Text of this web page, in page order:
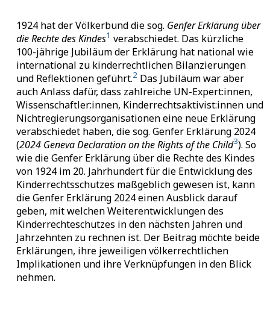
1924 hat der Völkerbund die sog. Genfer Erklärung über
die Rechte des Kindes1 verabschiedet. Das kürzliche
100-jährige Jubiläum der Erklärung hat national wie
international zu kinderrechtlichen Bilanzierungen
und Reflektionen geführt.2 Das Jubiläum war aber
auch Anlass dafür, dass zahlreiche UN-Expert:innen,
Wissenschaftler:innen, Kinderrechtsaktivist:innen und
Nichtregierungsorganisationen eine neue Erklärung
verabschiedet haben, die sog. Genfer Erklärung 2024
(2024 Geneva Declaration on the Rights of the Child3). So
wie die Genfer Erklärung über die Rechte des Kindes
von 1924 im 20. Jahrhundert für die Entwicklung des
Kinderrechtsschutzes maßgeblich gewesen ist, kann
die Genfer Erklärung 2024 einen Ausblick darauf
geben, mit welchen Weiterentwicklungen des
Kinderrechteschutzes in den nächsten Jahren und
Jahrzehnten zu rechnen ist. Der Beitrag möchte beide
Erklärungen, ihre jeweiligen völkerrechtlichen
Implikationen und ihre Verknüpfungen in den Blick
nehmen.